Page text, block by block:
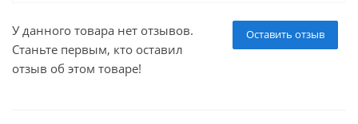
Оставить отзыв
У данного товара нет отзывов.
Станьте первым, кто оставил
отзыв об этом товаре!